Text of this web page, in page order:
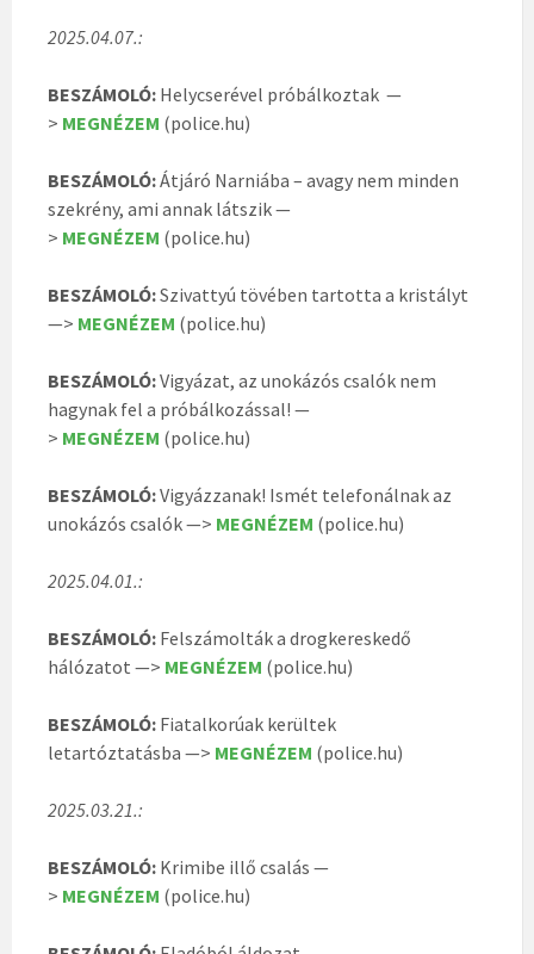
2025.04.07.:
BESZÁMOLÓ: Helycserével próbálkoztak —
> MEGNÉZEM (police.hu)
BESZÁMOLÓ:Átjáró Narniába – avagy nem minden
szekrény, ami annak látszik —
> MEGNÉZEM (police.hu)
BESZÁMOLÓ:Szivattyú tövében tartotta a kristályt
—> MEGNÉZEM (police.hu)
BESZÁMOLÓ:Vigyázat, az unokázós csalók nem
hagynak fel a próbálkozással! —
> MEGNÉZEM (police.hu)
BESZÁMOLÓ:Vigyázzanak! Ismét telefonálnak az
unokázós csalók —> MEGNÉZEM (police.hu)
2025.04.01.:
BESZÁMOLÓ: Felszámolták a drogkereskedő
hálózatot —> MEGNÉZEM (police.hu)
BESZÁMOLÓ: Fiatalkorúak kerültek
letartóztatásba —> MEGNÉZEM (police.hu)
2025.03.21.:
BESZÁMOLÓ: Krimibe illő csalás —
> MEGNÉZEM (police.hu)